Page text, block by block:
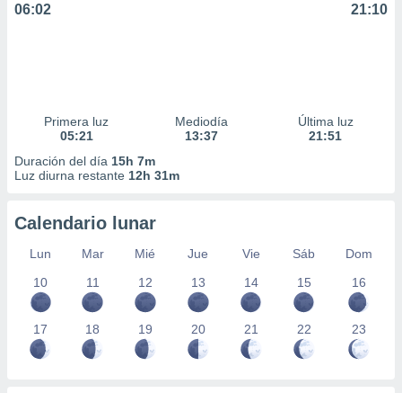
06:02 21:10
Primera luz
05:21
Mediodía
13:37
Última luz
21:51
Duración del día 15h 7m
Luz diurna restante 12h 31m
Calendario lunar
Lun Mar Mié Jue Vie Sáb
Dom
10
11 12 13 14 15 16
17 18 19 20 21 22 23